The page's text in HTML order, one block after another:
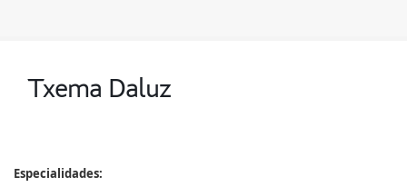
Txema Daluz
Especialidades: